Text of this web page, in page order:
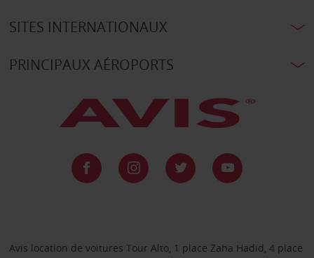
SITES INTERNATIONAUX
PRINCIPAUX AÉROPORTS
Avis location de voitures Tour Alto, 1 place Zaha Hadid, 4 place